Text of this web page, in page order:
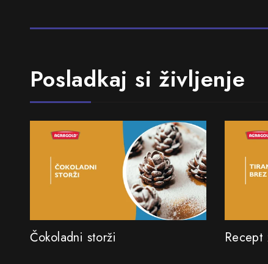
Posladkaj si življenje
Čokoladni storži Recept